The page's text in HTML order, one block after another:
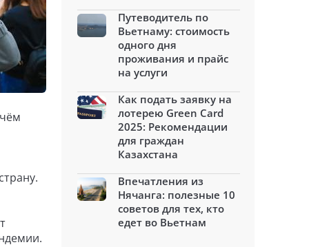
Путеводитель по
Вьетнаму: стоимость
одного дня
проживания и прайс
на услуги
Как подать заявку на
лотерею Green Card
2025: Рекомендации
для граждан
Казахстана
Впечатления из
Нячанга: полезные 10
советов для тех, кто
едет во Вьетнам